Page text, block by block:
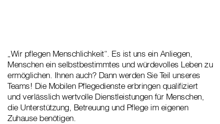
„Wir pflegen Menschlichkeit“. Es ist uns ein Anliegen,
Menschen ein selbstbestimmtes und würdevolles Leben zu
ermöglichen. Ihnen auch? Dann werden Sie Teil unseres
Teams! Die Mobilen Pflegedienste erbringen qualifiziert
und verlässlich wertvolle Dienstleistungen für Menschen,
die Unterstützung, Betreuung und Pflege im eigenen
Zuhause benötigen.